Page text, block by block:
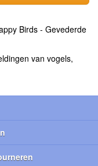
Birds - Gevederde
van vogels,